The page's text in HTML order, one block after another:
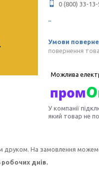
0 (800) 33-
повернення
У компанії
який товар не
друком. На замовлення
днів.